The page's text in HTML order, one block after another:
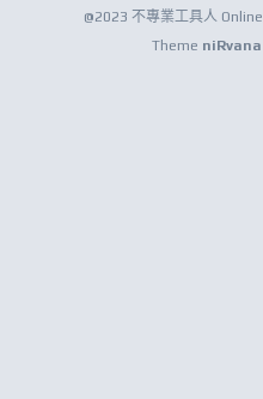
@2023 不專業工具人
Theme niRvana